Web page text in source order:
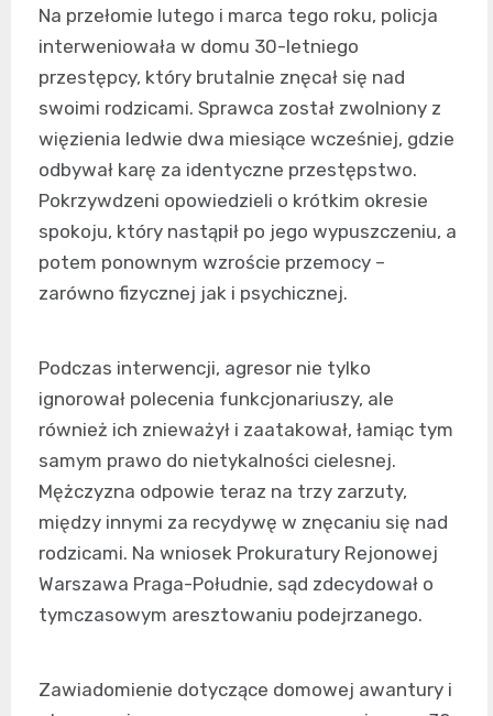
Na przełomie lutego i marca tego roku, policja
interweniowała w domu 30-letniego
przestępcy, który brutalnie znęcał się nad
swoimi rodzicami. Sprawca został zwolniony z
więzienia ledwie dwa miesiące wcześniej, gdzie
odbywał karę za identyczne przestępstwo.
Pokrzywdzeni opowiedzieli o krótkim okresie
spokoju, który nastąpił po jego wypuszczeniu, a
potem ponownym wzroście przemocy –
zarówno fizycznej jak i psychicznej.
Podczas interwencji, agresor nie tylko
ignorował polecenia funkcjonariuszy, ale
również ich znieważył i zaatakował, łamiąc tym
samym prawo do nietykalności cielesnej.
Mężczyzna odpowie teraz na trzy zarzuty,
między innymi za recydywę w znęcaniu się nad
rodzicami. Na wniosek Prokuratury Rejonowej
Warszawa Praga-Południe, sąd zdecydował o
tymczasowym aresztowaniu podejrzanego.
Zawiadomienie dotyczące domowej awantury i